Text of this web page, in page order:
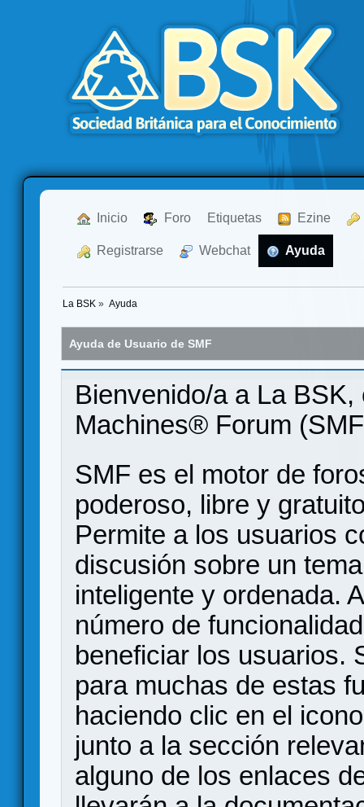
Inicio Foro Etiquetas Ezine
Registrarse Webchat Ayuda
La BSK » Ayuda
Ayuda de Usuario de SMF
Bienvenido/a a La
Machines® Forum
SMF es el motor de
poderoso, libre y
Permite a los usuarios
discusión sobre un
inteligente y ordenada.
número de
beneficiar los usuarios.
para muchas de estas
haciendo clic en el
junto a la sección
alguno de los enlaces